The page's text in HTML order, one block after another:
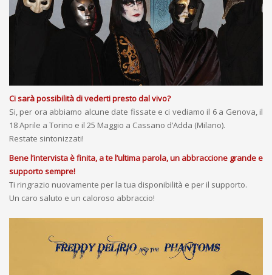
Ci sarà possibilità di vederti presto dal vivo?
Si, per ora abbiamo alcune date fissate e ci vediamo il 6 a Genova, il
18 Aprile a Torino e il 25 Maggio a Cassano d’Adda (Milano).
Restate sintonizzati!
Bene l’intervista è finita, a te l’ultima parola, un abbraccione grande e
supporto sempre!
Ti ringrazio nuovamente per la tua disponibilità e per il supporto.
Un caro saluto e un caloroso abbraccio!